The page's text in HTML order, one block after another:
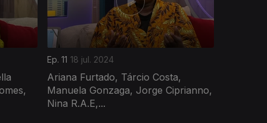
Ep. 11 18 jul. 2024
Ariana Furtado, Tárcio Costa,
Manuela Gonzaga, Jorge Ciprianno,
Nina R.A.E,...